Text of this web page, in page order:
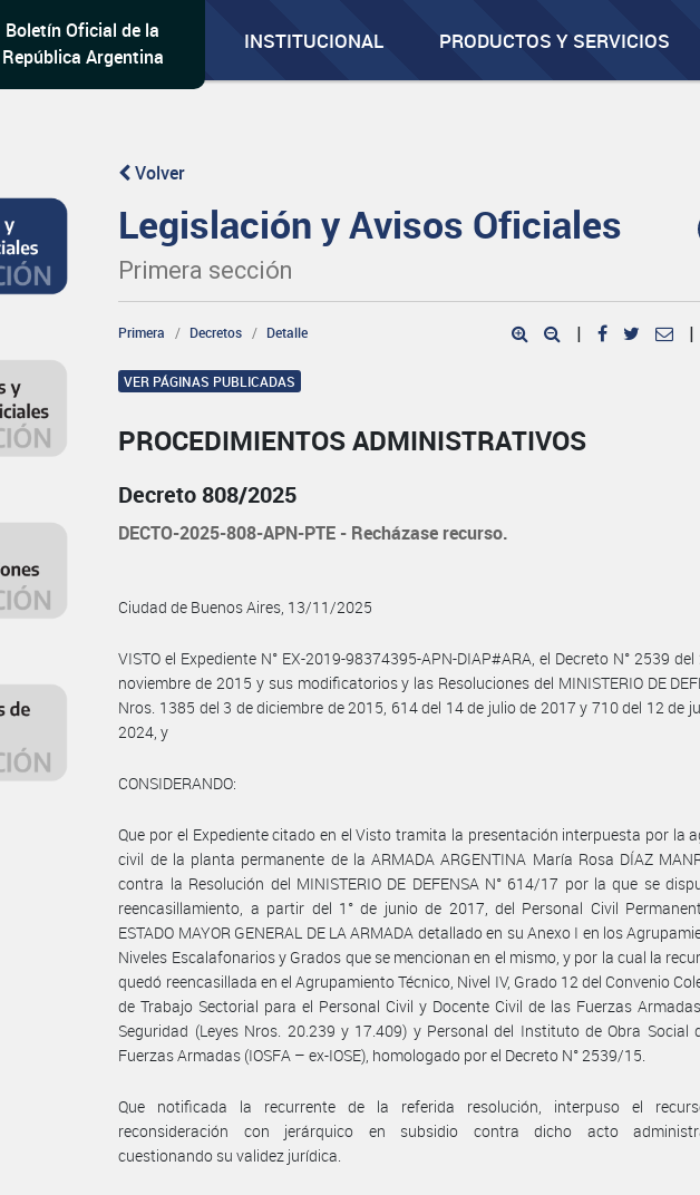
Boletín Oficial de la
República Argentina
INSTITUCIONAL PRODUCTOS Y SERVICIOS
Volver
Legislación y Avisos Oficiales
Primera sección
Primera Decretos Detalle | |
VER PÁGINAS PUBLICADAS
PROCEDIMIENTOS ADMINISTRATIVOS
Decreto 808/2025
DECTO-2025-808-APN-PTE - Recházase recurso.
Ciudad de Buenos Aires, 13/11/2025
VISTO el Expediente N° EX-2019-98374395-APN-DIAP#ARA, el Decreto N° 2539 del
noviembre de 2015 y sus modificatorios y las Resoluciones del MINISTERIO DE
Nros. 1385 del 3 de diciembre de 2015, 614 del 14 de julio de 2017 y 710 del 12 de
2024, y
CONSIDERANDO:
Que por el Expediente citado en el Visto tramita la presentación interpuesta por la
civil de la planta permanente de la ARMADA ARGENTINA María Rosa DÍAZ
contra la Resolución del MINISTERIO DE DEFENSA N° 614/17 por la que se
reencasillamiento, a partir del 1° de junio de 2017, del Personal Civil
ESTADO MAYOR GENERAL DE LA ARMADA detallado en su Anexo I en los
Niveles Escalafonarios y Grados que se mencionan en el mismo, y por la cual la
quedó reencasillada en el Agrupamiento Técnico, Nivel IV, Grado 12 del Convenio
de Trabajo Sectorial para el Personal Civil y Docente Civil de las Fuerzas
Seguridad (Leyes Nros. 20.239 y 17.409) y Personal del Instituto de Obra Social
Fuerzas Armadas (IOSFA – ex-IOSE), homologado por el Decreto N° 2539/15.
Que notificada la recurrente de la referida resolución, interpuso el
reconsideración con jerárquico en subsidio contra dicho acto
cuestionando su validez jurídica.